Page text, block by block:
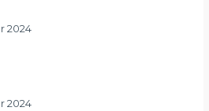
2024
2024